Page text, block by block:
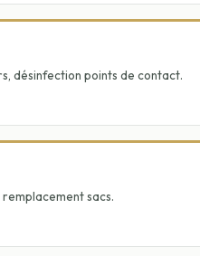
désinfection points de contact.
sacs.